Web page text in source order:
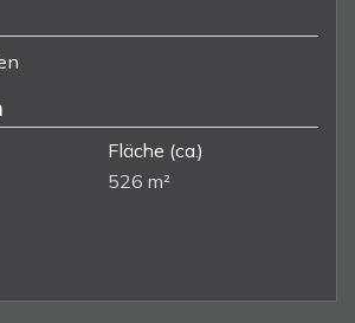
Fläche (ca.)
526 m²